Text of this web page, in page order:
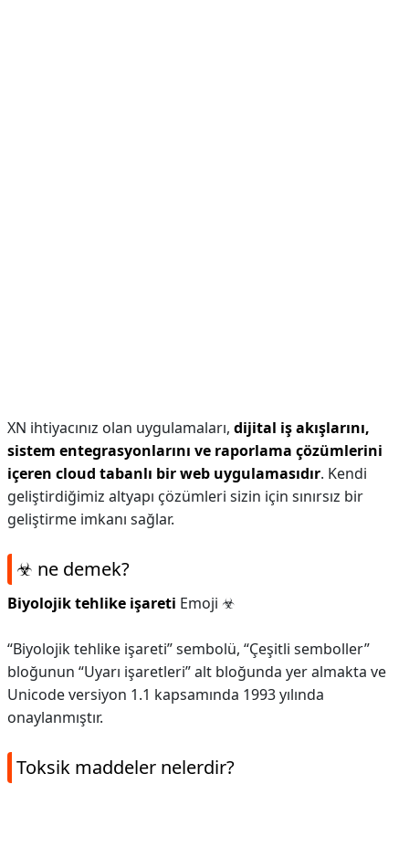
XN ihtiyacınız olan uygulamaları, dijital iş akışlarını,
sistem entegrasyonlarını ve raporlama çözümlerini
içeren cloud tabanlı bir web uygulamasıdır. Kendi
geliştirdiğimiz altyapı çözümleri sizin için sınırsız bir
geliştirme imkanı sağlar.
☣ ne demek?
Biyolojik tehlike işareti Emoji ☣
“Biyolojik tehlike işareti” sembolü, “Çeşitli semboller”
bloğunun “Uyarı işaretleri” alt bloğunda yer almakta ve
Unicode versiyon 1.1 kapsamında 1993 yılında
onaylanmıştır.
Toksik maddeler nelerdir?